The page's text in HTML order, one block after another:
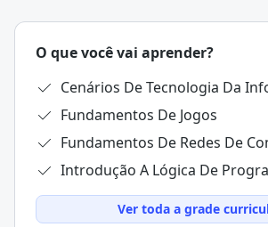
O que você vai aprender?
Cenários De Tecnologia Da
Fundamentos De Jogos
Fundamentos De Redes De
Introdução A Lógica De
Ver toda a grade